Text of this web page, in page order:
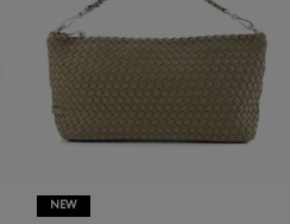
NEW